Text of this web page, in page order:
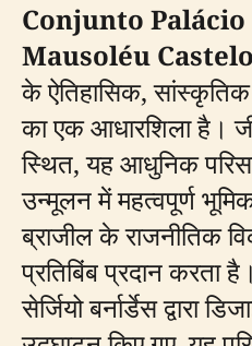
Conjunto
Mausoléu
के ऐतिहासिक,
का एक आधारशिला है।
स्थित, यह आधुनिक
उन्मूलन में महत्वपूर्ण
ब्राजील के राजनीतिक
प्रतिबिंब प्रदान करता
सेर्जियो बर्नार्डेस द्वारा